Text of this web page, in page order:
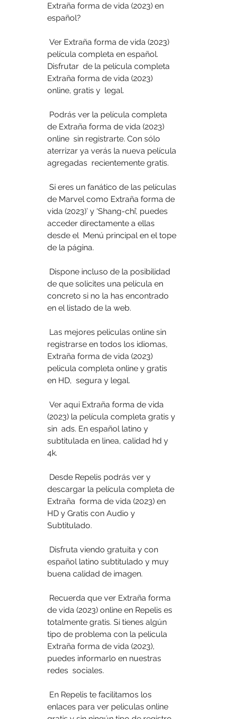
Extraña forma de vida (2023) en
español?
película completa en español.
Disfrutar  de la película completa
Extraña forma de vida (2023)
online, gratis y  legal.
de Extraña forma de vida (2023)
online  sin registrarte. Con sólo
aterrizar ya verás la nueva película
agregadas  recientemente gratis.
de Marvel como Extraña forma de
vida (2023)’ y ‘Shang-chi’, puedes
acceder directamente a ellas
desde el  Menú principal en el tope
de la página.
de que solicites una película en
concreto si no la has encontrado
en el listado de la web.
registrarse en todos los idiomas,
Extraña forma de vida (2023)
pelicula completa online y gratis
en HD,  segura y legal.
(2023) la película completa gratis y
sin  ads. En español latino y
subtitulada en linea, calidad hd y
4k.
descargar la película completa de
Extraña  forma de vida (2023) en
HD y Gratis con Audio y
Subtitulado.
español latino subtitulado y muy
buena calidad de imagen.
de vida (2023) online en Repelis es
totalmente gratis. Si tienes algún
tipo de problema con la pelicula
Extraña forma de vida (2023),
puedes informarlo en nuestras
redes  sociales.
enlaces para ver peliculas online